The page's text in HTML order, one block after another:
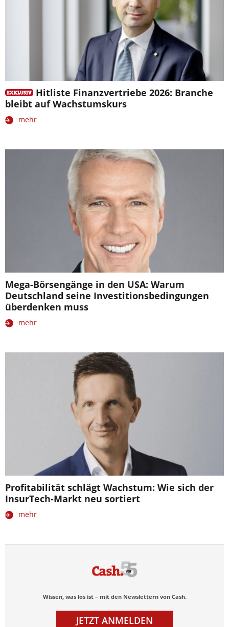
Hitliste Finanzvertriebe 2026: Branche
bleibt auf Wachstumskurs
mehr
Mega-Börsengänge in den USA: Warum
Deutschland seine Investitionsbedingungen
überdenken muss
mehr
Profitabilität schlägt Wachstum: Wie sich der
InsurTech-Markt neu sortiert
mehr
Wissen, was los ist – mit den Newslettern von Cash.
JETZT ANMELDEN